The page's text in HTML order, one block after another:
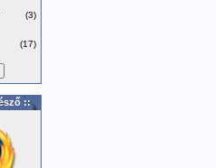
(3)
(17)
::